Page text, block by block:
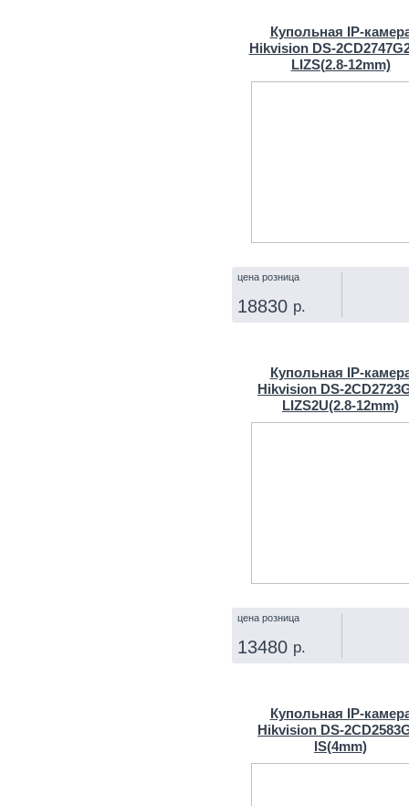
Купольная
Hikvision DS-
LIZS(2.8‑12mm)
цена розница
18830 р.
Купольная
Hikvision DS-
LIZS2U(2.8‑12mm)
цена розница
13480 р.
Купольная
Hikvision DS-
IS(4mm)